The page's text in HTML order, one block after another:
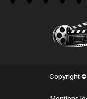
Copyright